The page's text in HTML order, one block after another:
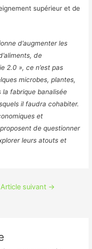
supérieur et de
d’augmenter les
de
2.0 », ce n’est pas
microbes, plantes,
fabrique banalisée
il faudra cohabiter.
et
de questionner
leurs atouts et
Article suivant →